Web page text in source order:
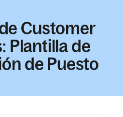
Customer
Plantilla de
de Puesto